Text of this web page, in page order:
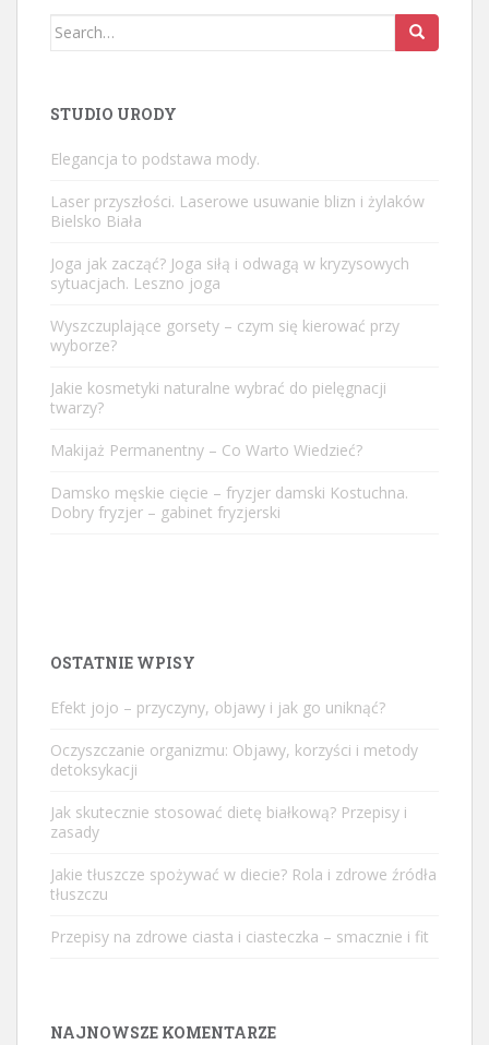
Search
STUDIO URODY
Elegancja to podstawa mody.
Laser przyszłości. Laserowe usuwanie blizn i żylaków
Bielsko Biała
Joga jak zacząć? Joga siłą i odwagą w kryzysowych
sytuacjach. Leszno joga
Wyszczuplające gorsety – czym się kierować przy
wyborze?
Jakie kosmetyki naturalne wybrać do pielęgnacji
twarzy?
Makijaż Permanentny – Co Warto Wiedzieć?
Damsko męskie cięcie – fryzjer damski Kostuchna.
Dobry fryzjer – gabinet fryzjerski
OSTATNIE WPISY
Efekt jojo – przyczyny, objawy i jak go uniknąć?
Oczyszczanie organizmu: Objawy, korzyści i metody
detoksykacji
Jak skutecznie stosować dietę białkową? Przepisy i
zasady
Jakie tłuszcze spożywać w diecie? Rola i zdrowe źródła
tłuszczu
Przepisy na zdrowe ciasta i ciasteczka – smacznie i fit
NAJNOWSZE KOMENTARZE